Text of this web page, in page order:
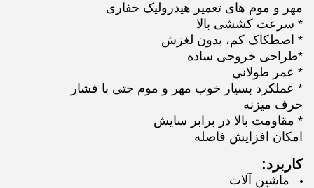
مهر و موم های تعمیر هیدرولیک حفاری
* سرعت کششی بالا
* اصطکاک کم، بدون لغزش
*طراحی خروجی ساده
* عمر طولانی
* عملکرد بسیار خوب مهر و موم حتی با فشار
حرف ميزنه
* مقاومت بالا در برابر سایش
امکان افزایش فاصله
کاربرد:
ماشین آلات